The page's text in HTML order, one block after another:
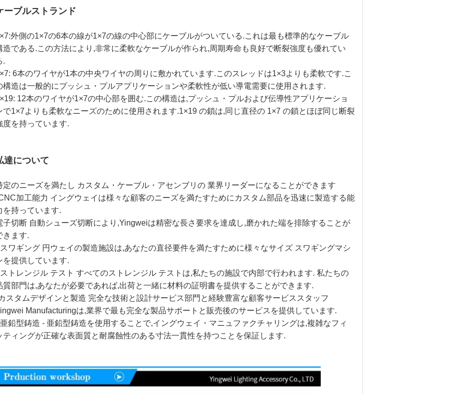
ーブルストランド
外側の1×7の6本の線が1×7の線の中心部にケーブルがついている.これは最も標準的なケーブル
造である.この方法により,非常に柔軟なケーブルが作られ,周期寿命も良好で断裂強度も優れてい
.
6本のワイヤが1本の中央ワイヤの周りに敷かれています.このスレッドは1×3よりも柔軟です.こ
構造は一般的にプッシュ・プルアプリケーションや柔軟性が低い導電需要に使用されます.
12本のワイヤが1×7の中心部を囲む.この構造は,プッシュ・プルおよび伝導性アプリケーショ
で1×7よりも柔軟なニーズのために使用されます.1×19 の鎖は,同じ直径の 1×7 の鎖とほぼ同じ断裂
度を持っています.
達について
定のニーズを満たし カスタム・ケーブル・アセンブリの 業界リーダーになることができます
加工能力 イングウェイは様々な顧客のニーズを満たすためにカスタム部品を迅速に製造する能
を持っています.
子切断 自動シューズ切断により,Yingweiは精密な長さ要求を達成し,磨かれた端を排除することが
きます.
ワギング 円ウェイの製造施設は,あなたの直径要件を満たすために様々なサイズ スワギングマシ
を提供しています.
トレンジル テスト すべてのストレンジル テストは,私たちの施設で内部で行われます. 私たちの
質部門は,あなたが必要であれば,出荷と一緒に材料の証明書を提供することができます.
スタムデザインと製造 完全な技術と設計サービス部門と経験豊富な顧客サービススタッフ
Manufacturingは,業界で最も完全な製品サポートと販売後のサービスを提供しています.
鉛型鋳造 - 亜鉛型鋳造を使用することで,イングウェイ・マニュファクチャリングは,複雑なフィ
ティングが正確な表面質と耐腐蝕性のある寸法一貫性を持つことを保証します.